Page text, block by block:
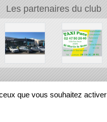
Les partenaires du club
que vous souhaitez activer